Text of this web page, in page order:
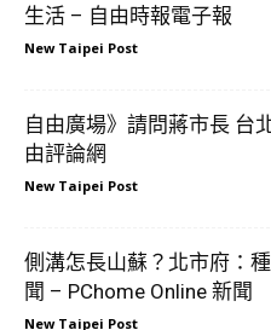
生活 – 自由時報電子報
New Taipei Post
自由廣場》請問蔣市長 台
由評論網
New Taipei Post
側溝怎長山蘇？北市府：
聞 – PChome Online 新聞
New Taipei Post